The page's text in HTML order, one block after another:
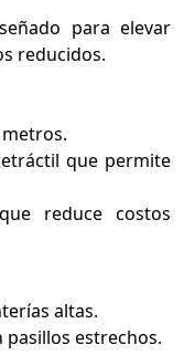
para elevar
reducidos.
que permite
reduce costos
altas.
estrechos.